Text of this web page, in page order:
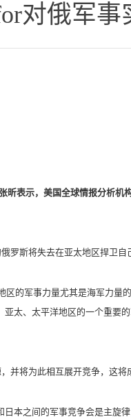
对俄军
表示，美国全球情报分析
罗斯将失去在亚太地区捍卫自
的军事力量尤其是海军力
太、太平洋地区的一个重
并将为此相互展开竞争，这将
本之间的军事竞争会是主